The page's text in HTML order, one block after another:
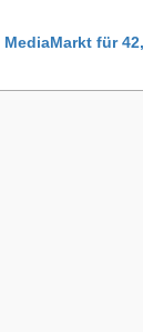
MediaMarkt für